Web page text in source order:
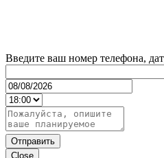
Введите ваш номер телефона,
Отправить
Close